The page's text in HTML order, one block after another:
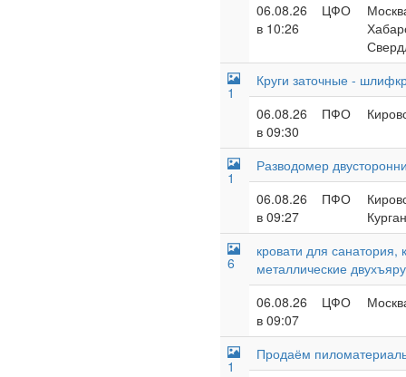
06.08.26
в 10:26
ЦФО
1
Круги заточные -
06.08.26
в 09:30
ПФО
1
Разводомер
06.08.26
в 09:27
ПФО
6
кровати для санатория,
металлические
06.08.26
в 09:07
ЦФО
1
Продаём